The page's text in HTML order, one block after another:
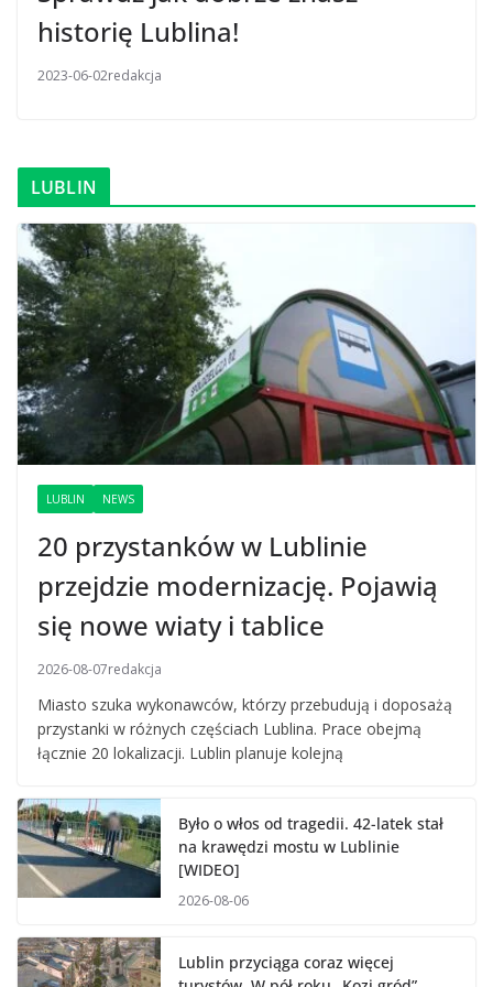
historię Lublina!
2023-06-02redakcja
LUBLIN
LUBLIN NEWS
20 przystanków w Lublinie
przejdzie modernizację. Pojawią
się nowe wiaty i tablice
2026-08-07redakcja
Miasto szuka wykonawców, którzy przebudują i doposażą
przystanki w różnych częściach Lublina. Prace obejmą
łącznie 20 lokalizacji. Lublin planuje kolejną
Było o włos od tragedii. 42-latek stał
na krawędzi mostu w Lublinie
[WIDEO]
2026-08-06
Lublin przyciąga coraz więcej